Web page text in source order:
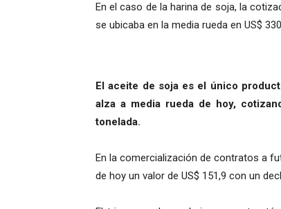
En el caso de la harina de soja, la
se ubicaba en la media rueda en US$
El aceite de soja es el único
alza a media rueda de hoy,
tonelada.
En la comercialización de contratos a
de hoy un valor de US$ 151,9 con un